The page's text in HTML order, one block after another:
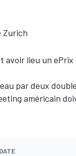
Zurich
avoir lieu un
par deux
américain
DATE